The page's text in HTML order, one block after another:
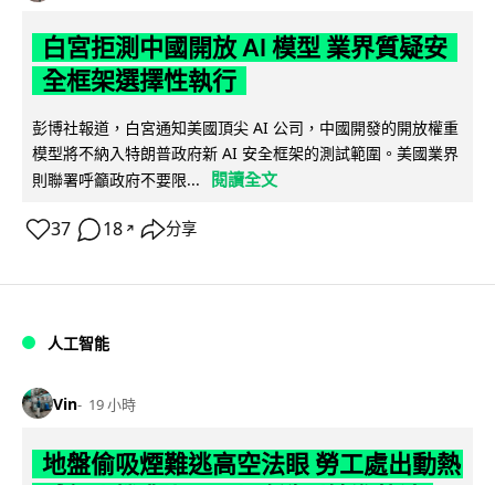
白宮拒測中國開放 AI 模型 業界質疑安
全框架選擇性執行
彭博社報道，白宮通知美國頂尖 AI 公司，中國開發的開放權重
模型將不納入特朗普政府新 AI 安全框架的測試範圍。美國業界
則聯署呼籲政府不要限...
閱讀全文
37 18 ↗ 分享
人工智能
Vin 19 小時
地盤偷吸煙難逃高空法眼 勞工處出動熱